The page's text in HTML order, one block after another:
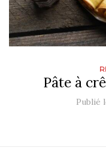
Pâte à
Publié